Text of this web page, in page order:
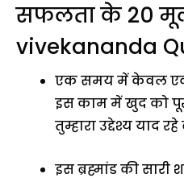
सफलता के 20
vivekananda
एक समय में केवल
इस काम में खुद को
तुम्हारा उद्देश्य याद
इस ब्रह्मांड की सारी